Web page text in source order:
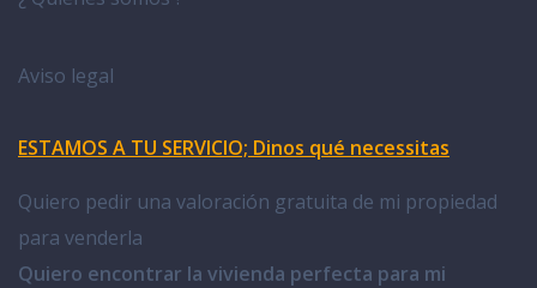
Aviso legal
ESTAMOS A TU SERVICIO; Dinos qué necessitas
Quiero pedir una valoración gratuita de mi propiedad
para venderla
Quiero encontrar la vivienda perfecta para mi